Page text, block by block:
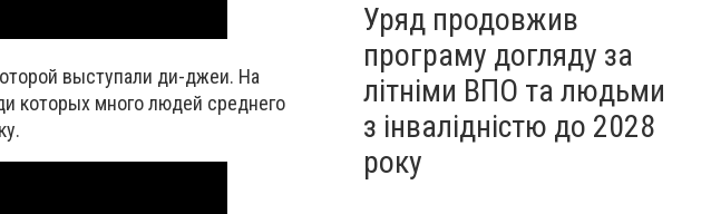
выступали ди-джеи. На
которых много людей среднего
новому українському
фільмі, - ФОТО
Уряд продовжив
програму догляду за
літніми ВПО та людьми
з інвалідністю до 2028
року